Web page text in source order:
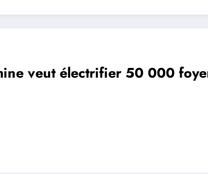
veut électrifier 50 000